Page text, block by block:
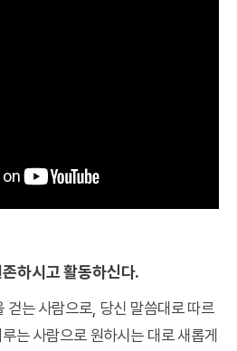
하시고 활동하신다.
걷는 사람으로, 당신 말씀대로 따르
는 사람으로 원하시는 대로 새롭게